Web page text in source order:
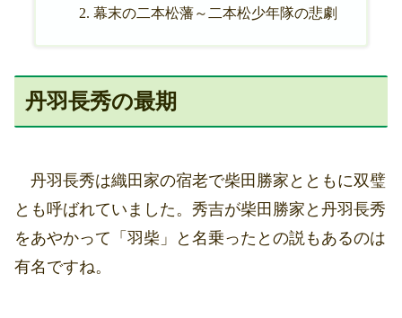
幕末の二本松藩～二本松少年隊の悲劇
丹羽長秀の最期
丹羽長秀は織田家の宿老で柴田勝家とともに双璧
とも呼ばれていました。秀吉が柴田勝家と丹羽長秀
をあやかって「羽柴」と名乗ったとの説もあるのは
有名ですね。